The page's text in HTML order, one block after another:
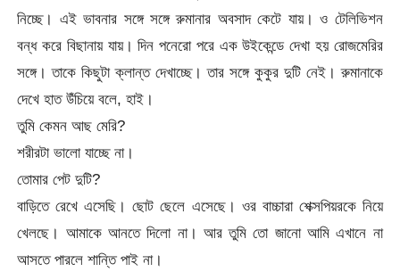
নিচ্ছে। এই ভাবনার সঙ্গে সঙ্গে রুমানার অবসাদ কেটে যায়। ও টেলিভিশন
বন্ধ করে বিছানায় যায়। দিন পনেরো পরে এক উইকেন্ডে দেখা হয় রোজমেরির
সঙ্গে। তাকে কিছুটা ক্লান্ত দেখাচ্ছে। তার সঙ্গে কুকুর দুটি নেই। রুমানাকে
দেখে হাত উঁচিয়ে বলে, হাই।
তুমি কেমন আছ মেরি?
শরীরটা ভালো যাচ্ছে না।
তোমার পেট দুটি?
বাড়িতে রেখে এসেছি। ছোট ছেলে এসেছে। ওর বাচ্চারা শেক্সপিয়রকে নিয়ে
খেলছে। আমাকে আনতে দিলো না। আর তুমি তো জানো আমি এখানে না
আসতে পারলে শান্তি পাই না।